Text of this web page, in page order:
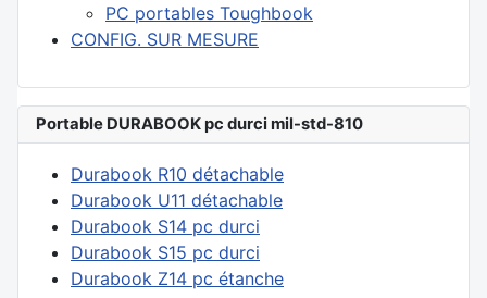
PC portables Toughbook
CONFIG. SUR MESURE
Portable DURABOOK pc durci mil-std-810
Durabook R10 détachable
Durabook U11 détachable
Durabook S14 pc durci
Durabook S15 pc durci
Durabook Z14 pc étanche